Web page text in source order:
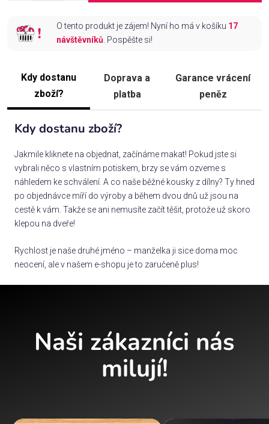
O tento produkt je zájem! Nyní ho má v košíku 17
návštěvníků. Pospěšte si!
Kdy dostanu
zboží?
Doprava a
platba
Garance vrácení
peněz
Kdy dostanu zboží?
Jakmile kliknete na objednat, začínáme makat! Pokud jste si
vybrali něco s vlastním potiskem, brzy se vám ozveme s
náhledem ke schválení. A co naše běžné kousky z dílny? Ty hned
po objednávce míří do výroby a během dvou dnů už jsou na
cestě k vám. Takže se ani nemusíte začít těšit, protože už skoro
klepou na dveře!
Rychlost je naše druhé jméno – manželka ji sice doma moc
neocení, ale v našem e-shopu je to zaručeně plus!
Naši zákazníci nás
milují!